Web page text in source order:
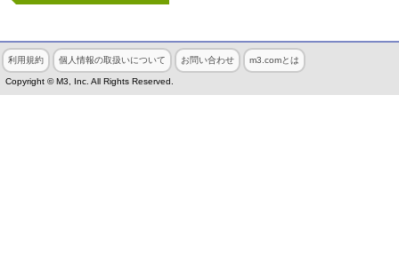
利用規約 個人情報の取扱いについて お問い合わせ m3.comとは
Copyright © M3, Inc. All Rights Reserved.